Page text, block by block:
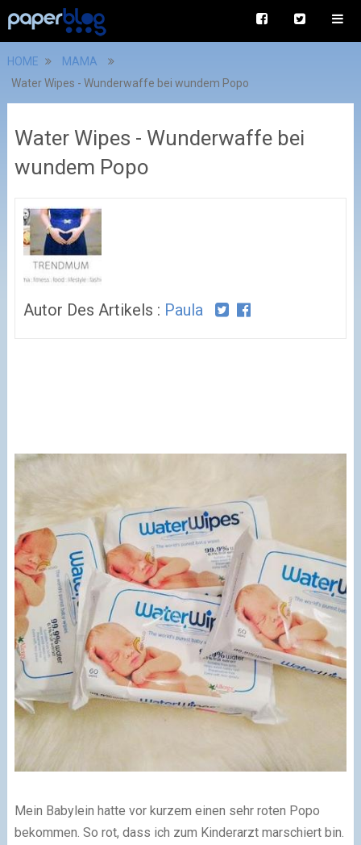
HOME
MAMA
Water Wipes - Wunderwaffe bei wundem Popo
Water Wipes - Wunderwaffe bei
wundem Popo
Autor Des Artikels : Paula
Mein Babylein hatte vor kurzem einen sehr roten Popo
bekommen. So rot, dass ich zum Kinderarzt marschiert bin.